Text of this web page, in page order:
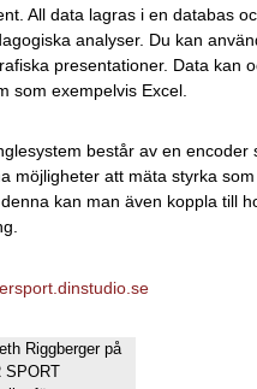
All data lagras i en databas
analyser. Du kan
presentationer. Data kan
som exempelvis Excel.
består av en encoder
möjligheter att mäta styrka
kan man även koppla till
Riggberger på
SPORT